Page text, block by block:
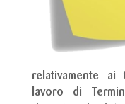
relativamente
lavoro di